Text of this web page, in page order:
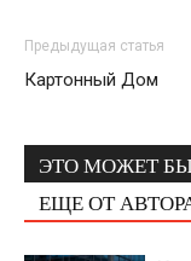
Предыдущая статья
Картонный Дом
ЭТО МОЖЕТ
ЕЩЕ ОТ